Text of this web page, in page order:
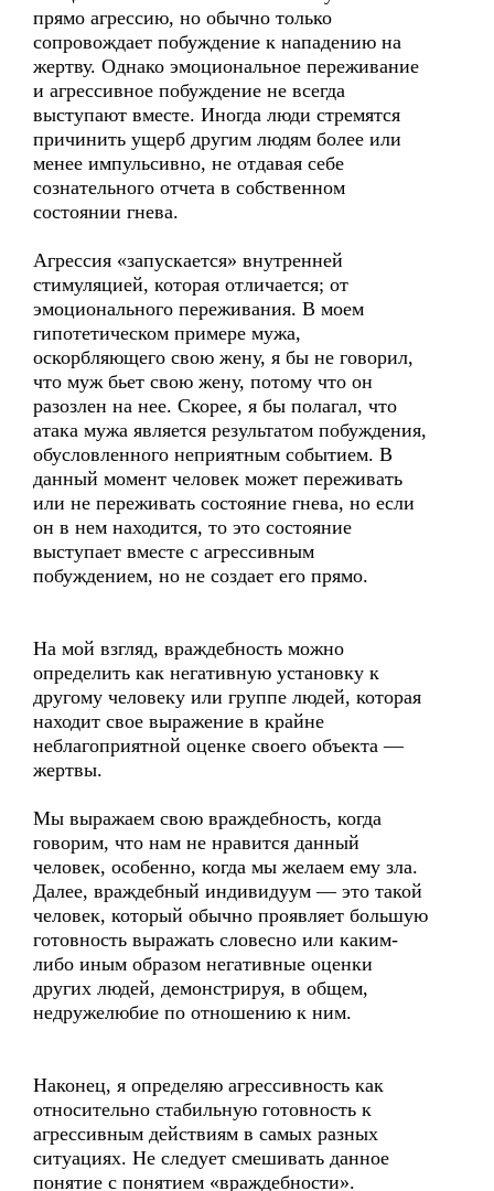
прямо агрессию, но обычно только
сопровождает побуждение к нападению на
жертву. Однако эмоциональное переживание
и агрессивное побуждение не всегда
выступают вместе. Иногда люди стремятся
причинить ущерб другим людям более или
менее импульсивно, не отдавая себе
сознательного отчета в собственном
состоянии гнева.
Агрессия «запускается» внутренней
стимуляцией, которая отличается; от
эмоционального переживания. В моем
гипотетическом примере мужа,
оскорбляющего свою жену, я бы не говорил,
что муж бьет свою жену, потому что он
разозлен на нее. Скорее, я бы полагал, что
атака мужа является результатом побуждения,
обусловленного неприятным событием. В
данный момент человек может переживать
или не переживать состояние гнева, но если
он в нем находится, то это состояние
выступает вместе с агрессивным
побуждением, но не создает его прямо.
На мой взгляд, враждебность можно
определить как негативную установку к
другому человеку или группе людей, которая
находит свое выражение в крайне
неблагоприятной оценке своего объекта —
жертвы.
Мы выражаем свою враждебность, когда
говорим, что нам не нравится данный
человек, особенно, когда мы желаем ему зла.
Далее, враждебный индивидуум — это такой
человек, который обычно проявляет большую
готовность выражать словесно или каким-
либо иным образом негативные оценки
других людей, демонстрируя, в общем,
недружелюбие по отношению к ним.
Наконец, я определяю агрессивность как
относительно стабильную готовность к
агрессивным действиям в самых разных
ситуациях. Не следует смешивать данное
понятие с понятием «враждебности».